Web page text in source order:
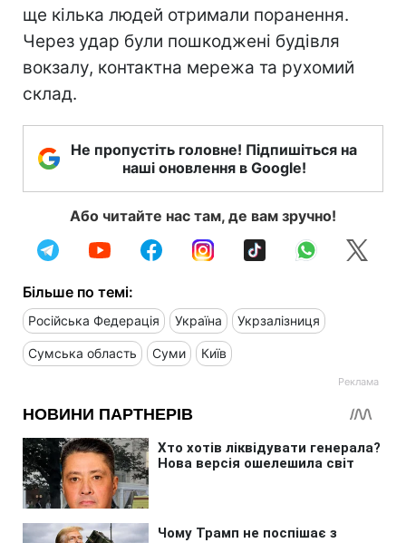
ще кілька людей отримали поранення.
Через удар були пошкоджені будівля
вокзалу, контактна мережа та рухомий
склад.
Не пропустіть головне! Підпишіться на
наші оновлення в Google!
Або читайте нас там, де вам зручно!
Більше по темі:
Російська Федерація Україна Укрзалізниця
Сумська область Суми Київ